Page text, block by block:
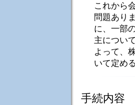
これから
問題あり
に、一部
主につい
よって、
いて定め
手続内容